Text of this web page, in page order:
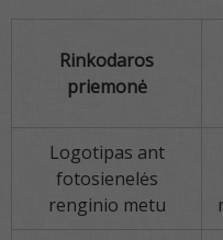
Rinkodaros
priemonė
Logotipas ant
fotosienelės
renginio metu